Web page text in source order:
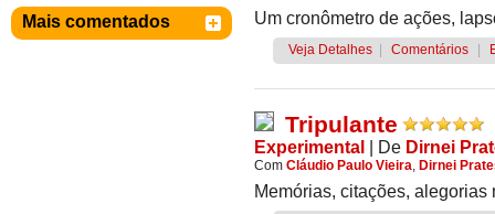
Mais comentados
Um cronômetro de ações,
Veja Detalhes Comentários
Tripulante
Experimental De Dirnei
Com Cláudio Paulo Vieira, Dirnei
Memórias, citações,